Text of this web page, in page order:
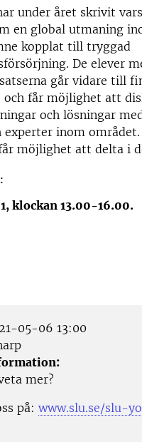
under året skrivit
en global utmaning
kopplat till tryggad
De elever
går vidare till
och får möjlighet att
och lösningar
experter inom området.
möjlighet att delta i
klockan 13.00-16.00.
05-06 13:00
mer?
på: www.slu.se/slu-